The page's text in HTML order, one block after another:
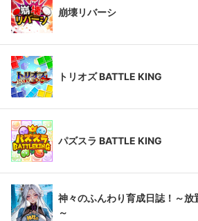
崩壊リバーシ
トリオズ BATTLE KING
パズスラ BATTLE KING
神々のふんわり育成日誌！～放
～